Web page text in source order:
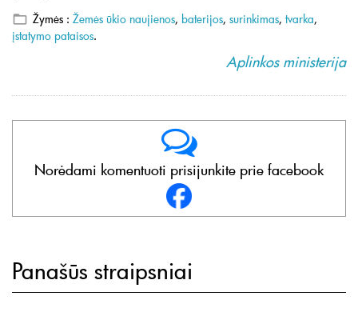
Žymės : Žemės ūkio naujienos, baterijos, surinkimas, tvarka,
įstatymo pataisos.
Aplinkos ministerija
Norėdami komentuoti prisijunkite prie facebook
Panašūs straipsniai